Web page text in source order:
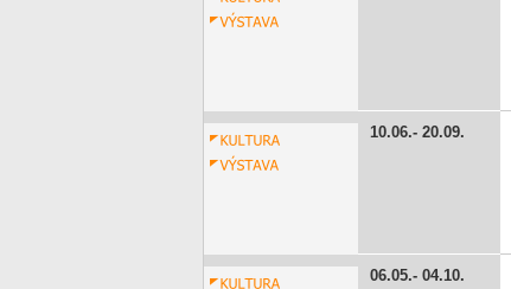
10.06. 20.09.
06.05. 04.10.